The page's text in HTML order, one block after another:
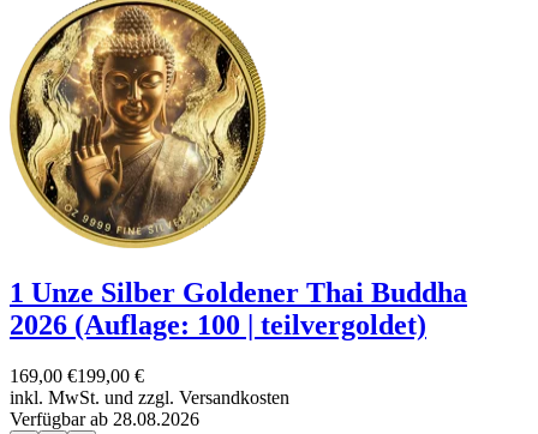
1 Unze Silber Goldener Thai Buddha
2026 (Auflage: 100 | teilvergoldet)
169,00 €199,00 €
inkl. MwSt. und zzgl. Versandkosten
Verfügbar ab 28.08.2026